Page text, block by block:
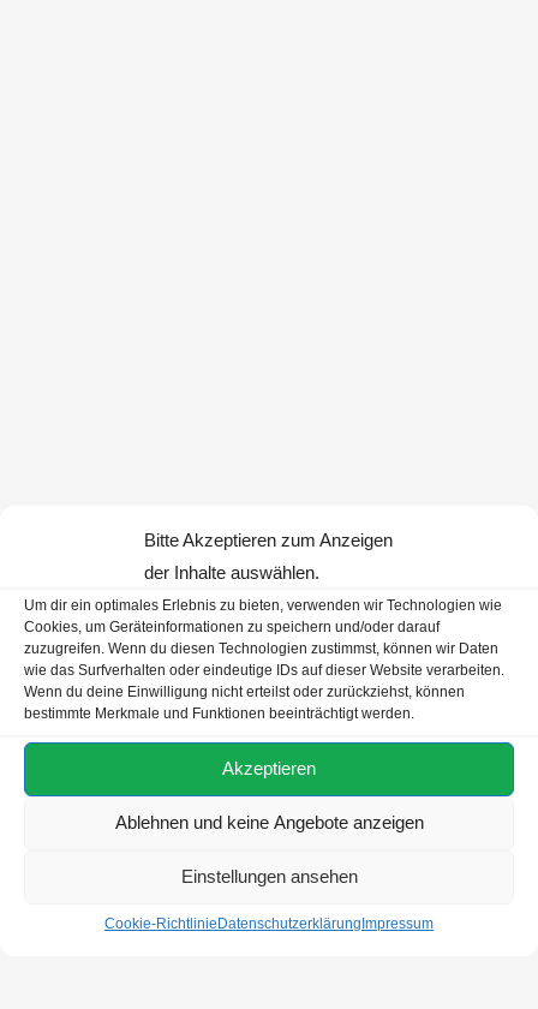
Bitte Akzeptieren zum Anzeigen
der Inhalte auswählen.
Um dir ein optimales Erlebnis zu bieten, verwenden wir Technologien wie
Cookies, um Geräteinformationen zu speichern und/oder darauf
zuzugreifen. Wenn du diesen Technologien zustimmst, können wir Daten
wie das Surfverhalten oder eindeutige IDs auf dieser Website verarbeiten.
Wenn du deine Einwilligung nicht erteilst oder zurückziehst, können
bestimmte Merkmale und Funktionen beeinträchtigt werden.
Akzeptieren
Ablehnen und keine Angebote anzeigen
Einstellungen ansehen
Cookie-RichtlinieDatenschutzerklärungImpressum